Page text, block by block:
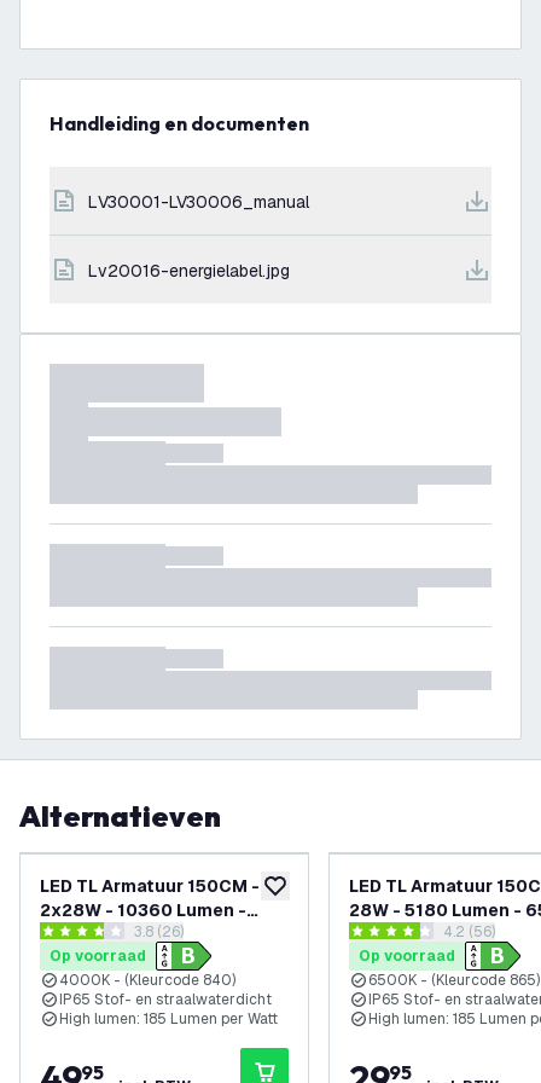
Handleiding en documenten
LV30001-LV30006_manual
lv20016-energielabel.jpg
Alternatieven
toevoegen aan verlanglijst
LED TL Armatuur 150CM -
2x28W - 10360 Lumen -
4000K - High Efficiency -
Energie Label B - IP65 - Incl.
LED TL
reviews drawer openen
3.8 score sterren3.8 (26)
Op voorraad
4000K - (Kleurcode 840)
IP65 Stof- en straalwaterdicht
High lumen: 185 Lumen per Watt
95
LED TL Armatuur
28W - 5180 Lumen - 6500K -
High Efficiency -
Label B - IP65 - Incl.
reviews
4.2 score sterren4.2 (56)
Op voorraad
6500K - (Kleurcode 865)
IP65 Stof- en
High lumen: 185 Lumen
95